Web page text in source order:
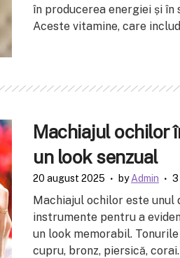
în producerea energiei și
Aceste vitamine, care
Machiajul ochilor
un look senzual
20 august 2025 byAdmin 3
Machiajul ochilor este
instrumente pentru a
un look memorabil.
cupru, bronz, piersică,